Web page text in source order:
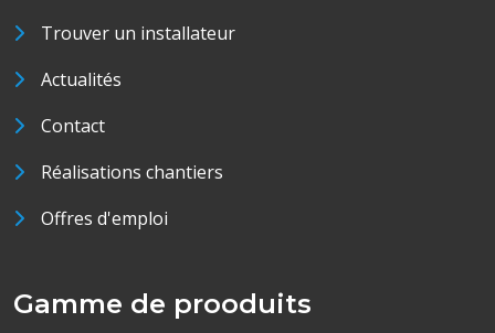
Trouver un installateur
Actualités
Contact
Réalisations chantiers
Offres d'emploi
Gamme de prooduits